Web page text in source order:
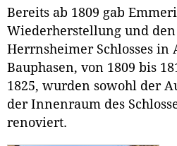
Bereits ab 1809 gab
Wiederherstellung und den
Herrnsheimer Schlosses in
Bauphasen, von 1809 bis
1825, wurden sowohl der
der Innenraum des
renoviert.